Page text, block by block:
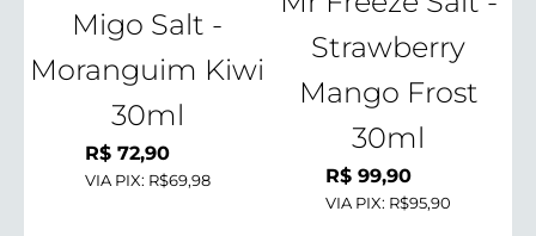
Migo Salt -
Moranguim Kiwi
30ml
R$72,90
VIA PIX: R$69,98
Strawberry
Mango Frost
30ml
R$ 99,90
VIA PIX: R$95,90